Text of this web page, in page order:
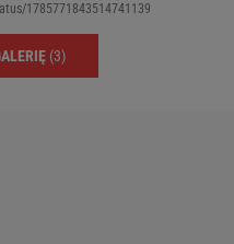
1785771843514741139
(3)